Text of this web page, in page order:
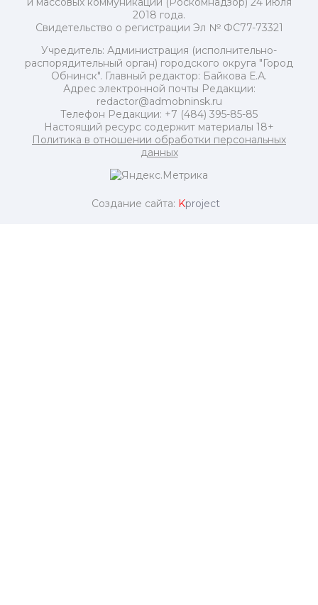
2018 года.
Свидетельство о регистрации Эл № ФС77-73321
Учредитель: Администрация (исполнительно-
распорядительный орган) городского округа "Город
Обнинск". Главный редактор: Байкова Е.А.
Адрес электронной почты Редакции:
redactor@admobninsk.ru
Телефон Редакции: +7 (484) 395-85-85
Настоящий ресурс содержит материалы 18+
Политика в отношении обработки персональных
данных
Создание сайта: Kproject